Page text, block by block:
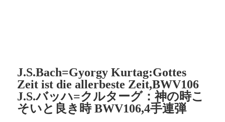
J.S.Bach=Gyorgy Kurtag:Gottes
Zeit ist die allerbeste Zeit,BWV106
J.S.バッハ=クルターグ：神の時こ
そいと良き時 BWV106,4手連弾